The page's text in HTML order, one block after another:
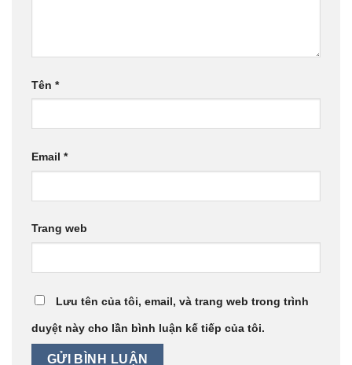
Tên *
Email *
Trang web
Lưu tên của tôi, email, và trang web trong trình
duyệt này cho lần bình luận kế tiếp của tôi.